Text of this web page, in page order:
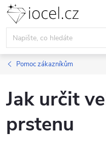
Přejít
obsah
Pomoc zákazníkům
Jak určit
prstenu